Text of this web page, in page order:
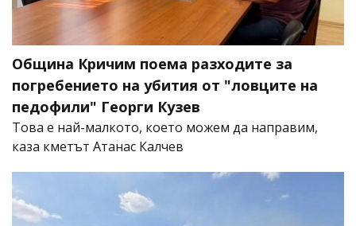
Община Кричим поема разходите за
погребението на убития от "ловците на
педофили" Георги Кузев
Това е най-малкото, което можем да направим,
каза кметът Атанас Калчев